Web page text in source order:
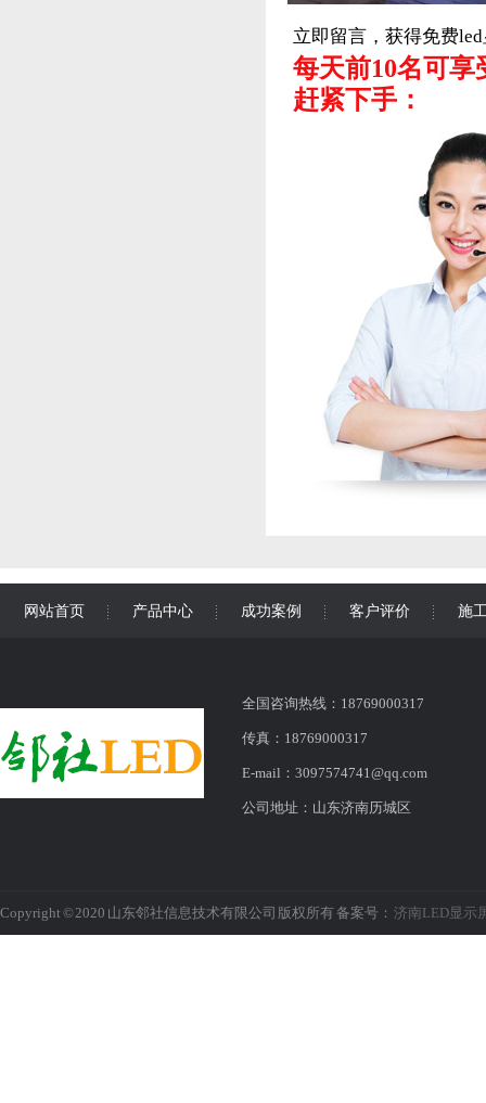
立即留言，获得免费
每天前10名可享
赶紧下手：
网站首页 产品中心 成功案例 客户评价 施
全国咨询热线：18769000317
传真：18769000317
E-mail：3097574741@qq.com
公司地址：山东济南历城区
Copyright © 2020 山东邻社信息技术有限公司 版权所有 备案号： 济南LED显示